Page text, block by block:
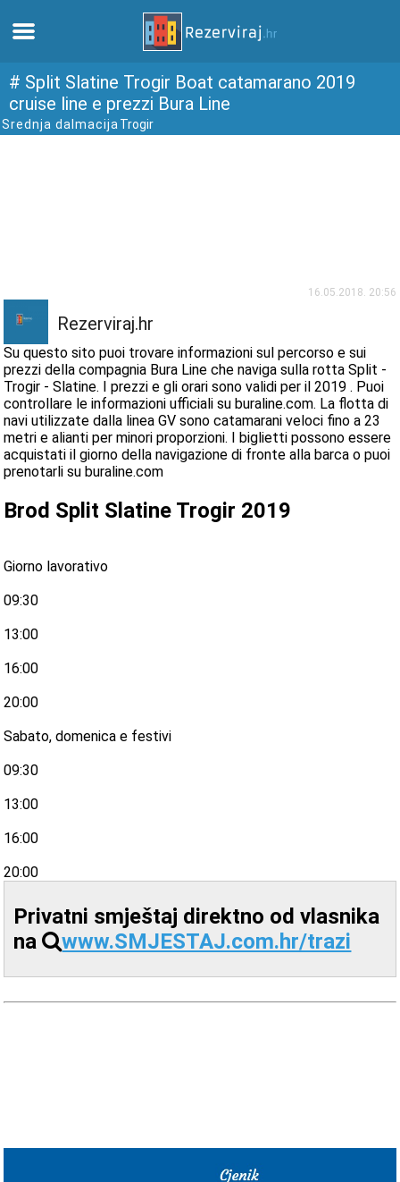
Casa
Appartamenti
Incontra Croazia
musei
# Split Slatine Trogir Boat catamarano 2019
cruise line e prezzi Bura Line
Srednja dalmacija Trogir
16.05.2018. 20:56
Rezerviraj.hr
Su questo sito puoi trovare informazioni sul percorso e sui
prezzi della compagnia Bura Line che naviga sulla rotta Split -
Trogir - Slatine. I prezzi e gli orari sono validi per il 2019 . Puoi
controllare le informazioni ufficiali su buraline.com. La flotta di
navi utilizzate dalla linea GV sono catamarani veloci fino a 23
metri e alianti per minori proporzioni. I biglietti possono essere
acquistati il giorno della navigazione di fronte alla barca o puoi
prenotarli su buraline.com
Brod Split Slatine Trogir 2019
Giorno lavorativo
09:30
13:00
16:00
20:00
Sabato, domenica e festivi
09:30
13:00
16:00
20:00
Privatni smještaj direktno od vlasnika
na
www.SMJESTAJ.com.hr/trazi